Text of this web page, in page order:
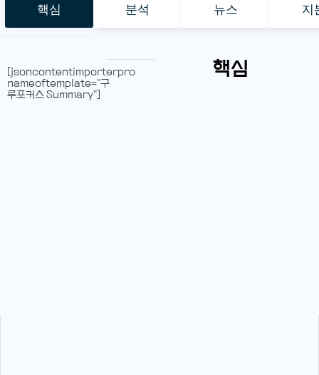
핵심 분석 뉴스 지
핵심
[jsoncontentimporterpro
nameoftemplate="구
루포커스 Summary"]